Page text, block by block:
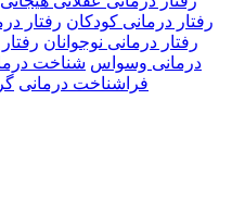
رفتار درمانی کودکان رفتار
رفتار درمانی نوجوانان
درمانی وسواس شناخت
فراشناخت درمانی